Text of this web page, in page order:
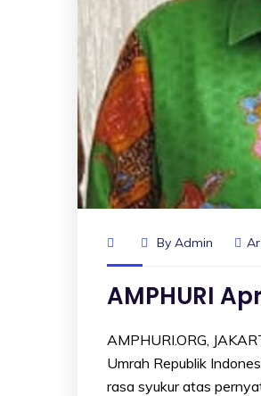
By Admin
AMPHURI
AMPHURI.ORG,
Umrah Republik
rasa syukur atas